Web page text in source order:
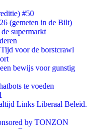
#50
(gemeten in de Bilt)
supermarkt
voor de borstcrawl
bewijs voor gunstig
te voeden
Links Liberaal Beleid.
by TONZON